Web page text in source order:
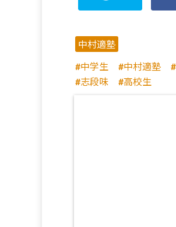
中村適塾
中学生
中村適塾
志段味
高校生